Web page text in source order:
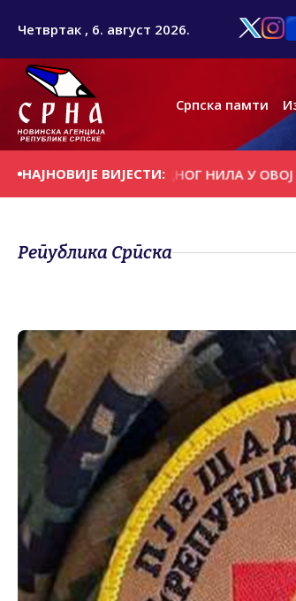
Четвртак , 6. август 2026.
Српска памти
НАЈНОВИЈЕ ВИЈЕСТИ:
ЗАПАДНОГ НИЛА У ОВОЈ ГОДИНИ
Република Српска